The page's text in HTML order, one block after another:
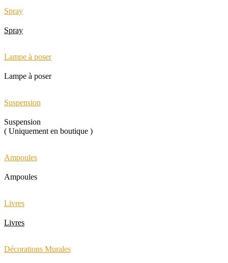
Spray
Spray
Lampe à poser
Lampe à poser
Suspension
Suspension
( Uniquement en boutique )
Ampoules
Ampoules
Livres
Livres
Décorations Murales